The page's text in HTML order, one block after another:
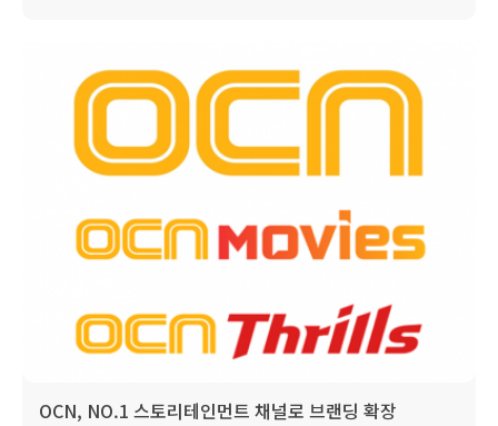
OCN, NO.1 스토리테인먼트 채널로 브랜딩 확장